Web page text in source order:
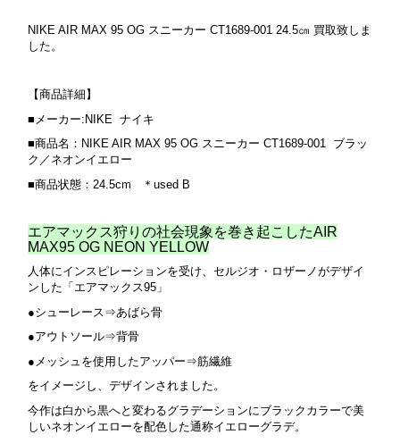
NIKE AIR MAX 95 OG スニーカー CT1689-001 24.5㎝ 買取致しま
した。
【商品詳細】
■メーカー:NIKE ナイキ
■商品名：NIKE AIR MAX 95 OG スニーカー CT1689-001 ブラッ
ク／ネオンイエロー
■商品状態：24.5cm ＊used B
エアマックス狩りの社会現象を巻き起こしたAIR
MAX95 OG NEON YELLOW
人体にインスピレーションを受け、セルジオ・ロザーノがデザイ
ンした「エアマックス95」
●シューレース⇒あばら骨
●アウトソール⇒背骨
●メッシュを使用したアッパー⇒筋繊維
をイメージし、デザインされました。
今作は白から黒へと変わるグラデーションにブラックカラーで美
しいネオンイエローを配色した通称イエローグラデ。